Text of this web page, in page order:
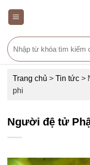
Search
for:
Trang chủ > Tin tức >
phi
Người đệ tử